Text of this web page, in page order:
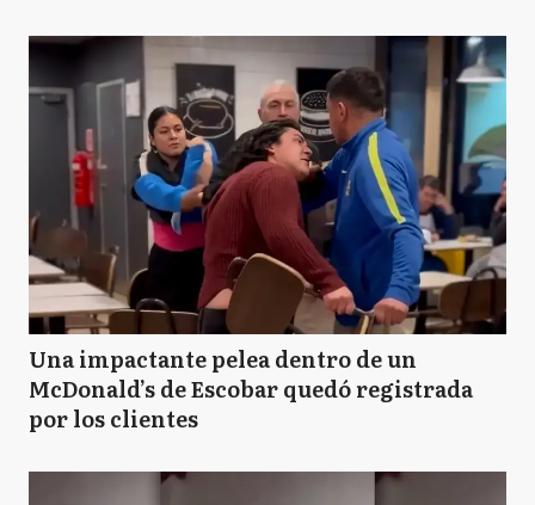
Una impactante pelea dentro de un
McDonald’s de Escobar quedó registrada
por los clientes